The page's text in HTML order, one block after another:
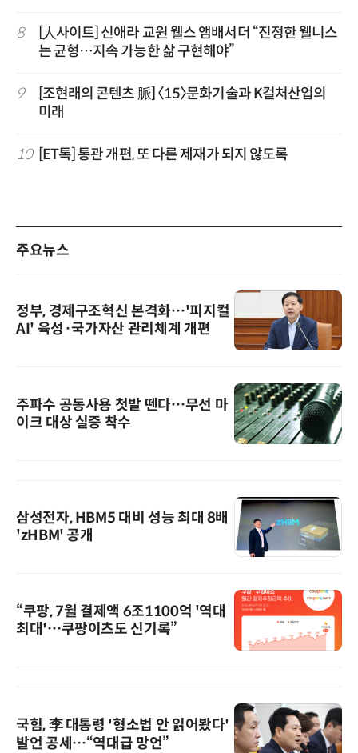
8
[人사이트] 신애라 교원 웰스 앰배서더 “진정한 웰니스
는 균형…지속 가능한 삶 구현해야”
9
[조현래의 콘텐츠 脈] 〈15〉문화기술과 K컬처산업의
미래
10 [ET톡] 통관 개편, 또 다른 제재가 되지 않도록
주요뉴스
정부, 경제구조혁신 본격화…'피지컬
AI' 육성·국가자산 관리체계 개편
주파수 공동사용 첫발 뗀다…무선 마
이크 대상 실증 착수
삼성전자, HBM5 대비 성능 최대 8배
'zHBM' 공개
“쿠팡, 7월 결제액 6조1100억 '역대
최대'…쿠팡이츠도 신기록”
국힘, 李 대통령 '형소법 안 읽어봤다'
발언 공세…“역대급 망언”